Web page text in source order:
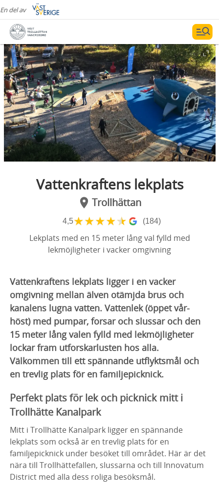
En del av
Vattenkraftens lekplats
Trollhättan
4,5★★★★★ (184)
Lekplats med en 15 meter lång val fylld med
lekmöjligheter i vacker omgivning
Vattenkraftens lekplats ligger i en vacker
omgivning mellan älven otämjda brus och
kanalens lugna vatten. Vattenlek (öppet vår-
höst) med pumpar, forsar och slussar och den
15 meter lång valen fylld med lekmöjligheter
lockar fram utforskarlusten hos alla.
Välkommen till ett spännande utflyktsmål och
en trevlig plats för en familjepicknick.
Perfekt plats för lek och picknick mitt i
Trollhätte Kanalpark
Mitt i Trollhätte Kanalpark ligger en spännande
lekplats som också är en trevlig plats för en
familjepicknick under besöket till området. Här är det
nära till Trollhättefallen, slussarna och till Innovatum
District med alla dess roliga besöksmål.